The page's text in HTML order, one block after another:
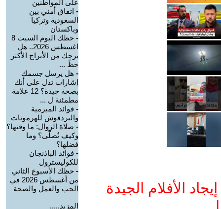
الأفلام الجيدة
على المواطنين
- اتفاق أمني بين
السعودية وتركيا
وباكستان
-
حظك اليوم السبت 8
اغسطس 2026.. هل
برجك من الأبراج الأكثر
حظً ...
- هل يرسل جسمك
إشارات تدل على أنك
بصحة جيدة؟ 12 علامة
مطمئنة ل ...
- فوائد الميرمية
والبردقوش للهرمونات
- صلاة الزوال: ما وقتها؟
وكيف تُصلّى؟ وما
فضلها؟
- فوائد الباذنجان
للكوليسترول
- حظك الأسبوع الثاني
من أغسطس 2026 في
الحب والعمل والصحة
المزيد.....